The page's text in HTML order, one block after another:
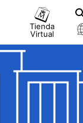
Tienda
Virtual